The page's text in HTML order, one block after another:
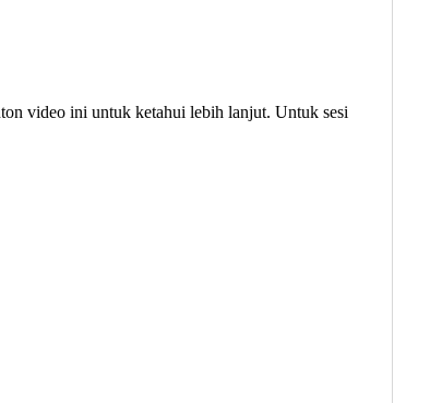
video ini untuk ketahui lebih lanjut. Untuk sesi